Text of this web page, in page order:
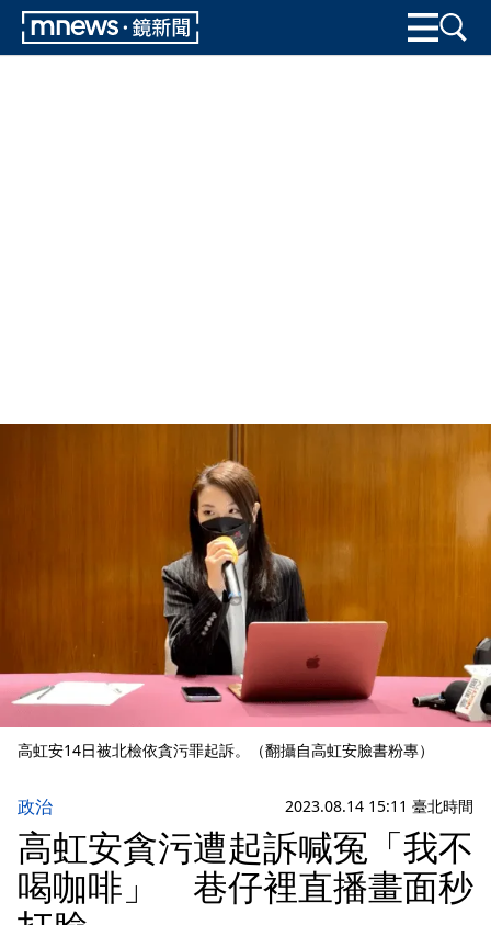
高虹安14日被北檢依貪污罪起訴。（翻攝自高虹安臉書粉專）
政治 2023.08.14 15:11 臺北時間
高虹安貪污遭起訴喊冤「我不
喝咖啡」 巷仔裡直播畫面秒